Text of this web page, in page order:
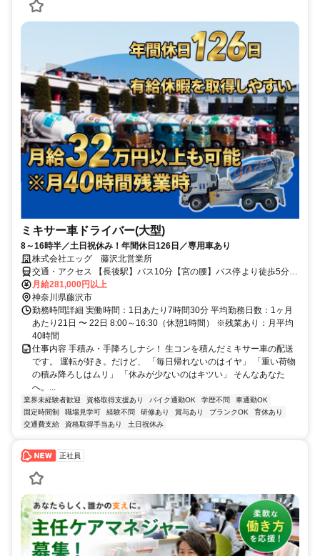
ミキサー車ドライバー(大型)
8～16時半／土日祝休み！年間休日126日／専用車あり
株式会社エッグ 藤沢北営業所
交通・アクセス 【長後駅】バス10分【宮の腰】バス停より徒歩5分・
【湘南台駅】バス8分【公民館前】バス停より徒歩5分／車・バイク・
自転車通勤OK
月給281,000円以上
神奈川県藤沢市
勤務時間詳細 実働時間：1日あたり7時間30分 平均勤務日数：1ヶ月
あたり21日 〜 22日 8:00～16:30（休憩1時間） ※残業あり：月平均
40時間
仕事内容 手積み・手降ろしナシ！ 生コンを積んだミキサー車の配送
です。 運転が好き。だけど、 「毎日帰れないのはイヤ」 「重い荷物
の積み降ろしはムリ」 「休みが少ないのはキツい」 そんなあなた
へ。...
業界未経験者歓迎 資格取得支援あり バイク通勤OK 学歴不問
車通勤OK
固定時間制
職場見学可 経験不問 研修あり 賞与あり ブランクOK
育休あり
交通費支給
資格取得手当あり 土日祝休み
正社員